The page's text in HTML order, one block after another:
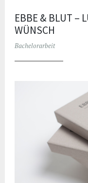
EBBE & BLUT –
WÜNSCH
Bachelorarbeit